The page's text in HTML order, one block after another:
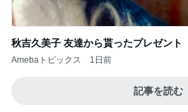
秋吉久美子 友達から貰ったプレゼント
Amebaトピックス 1日前
記事を読む